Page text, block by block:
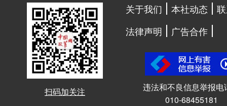
扫码加关注
关于我们 本社动态
法律声明
广告合作
违法和不良信息举报电
010-68455181